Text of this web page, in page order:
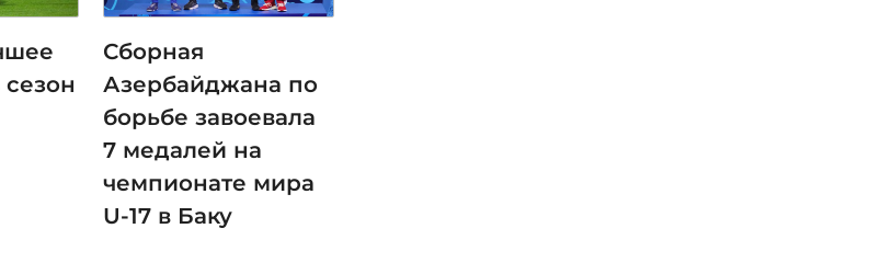
Сборная
Азербайджана по
борьбе завоевала
7 медалей на
чемпионате мира
U-17 в Баку